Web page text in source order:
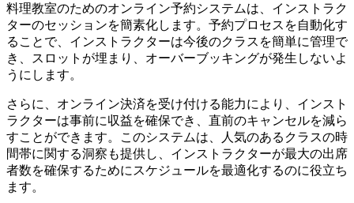
料理教室のためのオンライン予約システムは、インストラク
ターのセッションを簡素化します。予約プロセスを自動化す
ることで、インストラクターは今後のクラスを簡単に管理で
き、スロットが埋まり、オーバーブッキングが発生しないよ
うにします。
さらに、オンライン決済を受け付ける能力により、インスト
ラクターは事前に収益を確保でき、直前のキャンセルを減ら
すことができます。このシステムは、人気のあるクラスの時
間帯に関する洞察も提供し、インストラクターが最大の出席
者数を確保するためにスケジュールを最適化するのに役立ち
ます。